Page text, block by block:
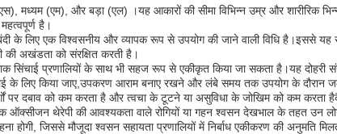
(एम), और बड़ा (एल) ।यह आकारों की सीमा विभिन्न उम्र और शारीरिक
है।
लिए एक विश्वसनीय और व्यापक रूप से उपयोग की जाने वाली विधि है।इससे यह
की अखंडता को संरक्षित करती है।
प्रणालियों के साथ भी सहज रूप से एकीकृत किया जा सकता है।यह दोहरी
के लिए किया जाए,उपकरण आराम बनाए रखने और लंबे समय तक उपयोग के दौरान
पर दबाव को कम करता है और त्वचा के टूटने या असुविधा के जोखिम को कम करता
थेरेपी की आवश्यकता वाले रोगियों या गहन श्वसन देखभाल के तहत उन
होगी, जिससे मौजूदा श्वसन सहायता प्रणालियों में निर्बाध एकीकरण की अनुमति